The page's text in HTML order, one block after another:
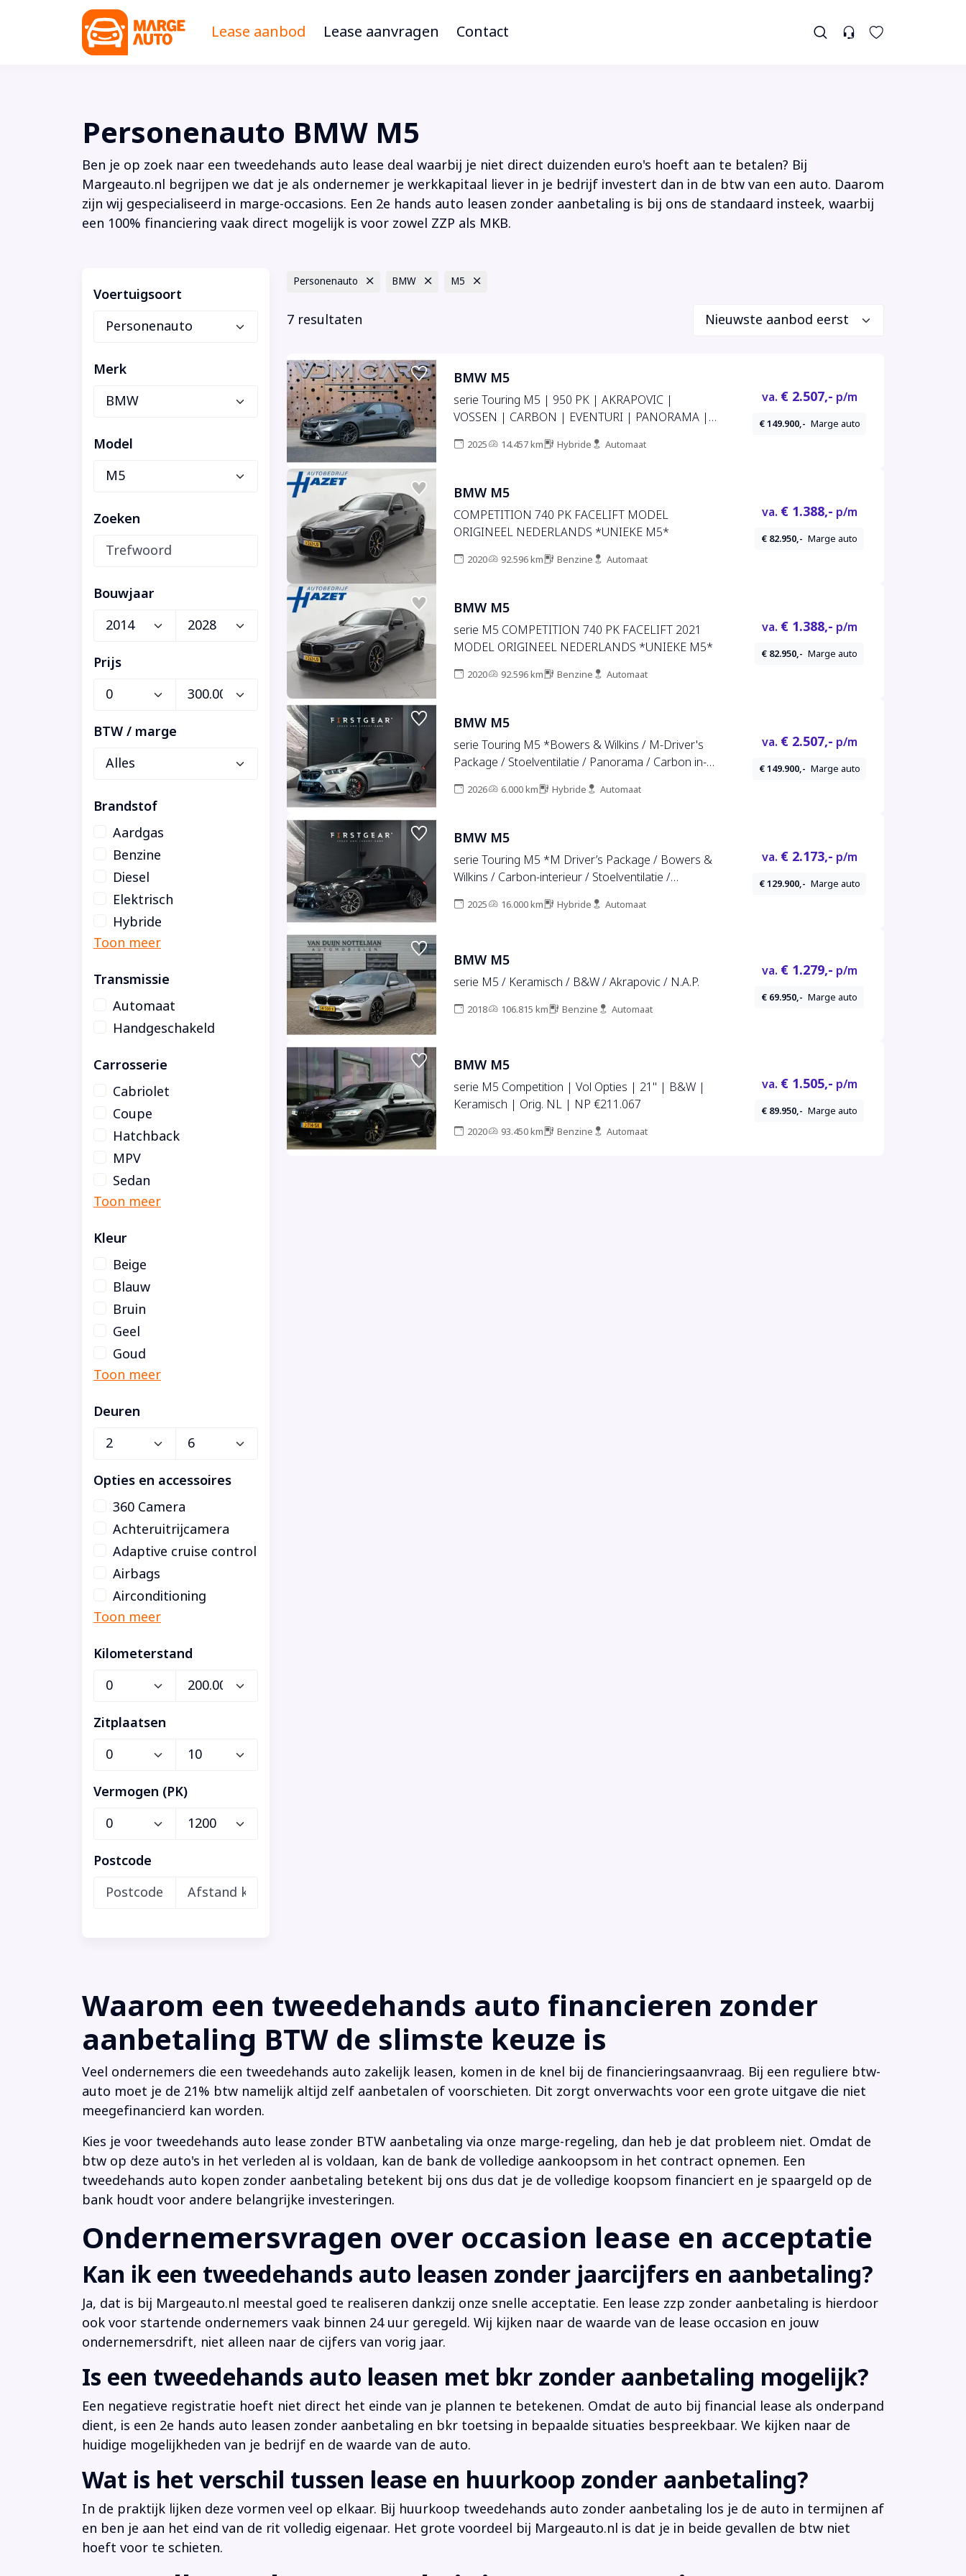
Lease aanbod Lease aanvragen Contact
Personenauto BMW M5
Ben je op zoek naar een tweedehands auto lease deal waarbij je niet direct duizenden euro's hoeft aan te betalen? Bij
Margeauto.nl begrijpen we dat je als ondernemer je werkkapitaal liever in je bedrijf investert dan in de btw van een auto. Daarom
zijn wij gespecialiseerd in marge-occasions. Een 2e hands auto leasen zonder aanbetaling is bij ons de standaard insteek, waarbij
een 100% financiering vaak direct mogelijk is voor zowel ZZP als MKB.
Voertuigsoort
Merk
Model
Zoeken
Bouwjaar
Prijs
BTW / marge
Brandstof
Aardgas
Benzine
Diesel
Elektrisch
Hybride
Transmissie
Automaat
Handgeschakeld
Carrosserie
Cabriolet
Coupe
Hatchback
MPV
Sedan
Kleur
Beige
Blauw
Bruin
Geel
Goud
Deuren
Opties en accessoires
360 Camera
Achteruitrijcamera
Adaptive cruise control
Airbags
Airconditioning
Kilometerstand
Zitplaatsen
Vermogen (PK)
Postcode
Personenauto BMW M5
7 resultaten
BMW M5
serie Touring M5 | 950 PK | AKRAPOVIC |
VOSSEN | CARBON | EVENTURI | PANORAMA |
2025 14.457 km Hybride Automaat
va. € 2.507,- p/m
€ 149.900,- Marge auto
BMW M5
COMPETITION 740 PK FACELIFT MODEL
ORIGINEEL NEDERLANDS *UNIEKE M5*
2020 92.596 km Benzine Automaat
va. € 1.388,- p/m
€ 82.950,- Marge auto
BMW M5
serie M5 COMPETITION 740 PK FACELIFT 2021
MODEL ORIGINEEL NEDERLANDS *UNIEKE M5*
2020 92.596 km Benzine Automaat
va. € 1.388,- p/m
€ 82.950,- Marge auto
BMW M5
serie Touring M5 *Bowers & Wilkins / M-Driver's
Package / Stoelventilatie / Panorama / Carbon in-
2026 6.000 km Hybride Automaat
va. € 2.507,- p/m
€ 149.900,- Marge auto
BMW M5
serie Touring M5 *M Driver’s Package / Bowers &
Wilkins / Carbon-interieur / Stoelventilatie /
2025 16.000 km Hybride Automaat
va. € 2.173,- p/m
€ 129.900,- Marge auto
BMW M5
serie M5 / Keramisch / B&W / Akrapovic / N.A.P.
2018 106.815 km Benzine Automaat
va. € 1.279,- p/m
€ 69.950,- Marge auto
BMW M5
serie M5 Competition | Vol Opties | 21'' | B&W |
Keramisch | Orig. NL | NP €211.067
2020 93.450 km Benzine Automaat
va. € 1.505,- p/m
€ 89.950,- Marge auto
Waarom een tweedehands auto financieren zonder
aanbetaling BTW de slimste keuze is
Veel ondernemers die een tweedehands auto zakelijk leasen, komen in de knel bij de financieringsaanvraag. Bij een reguliere btw-
auto moet je de 21% btw namelijk altijd zelf aanbetalen of voorschieten. Dit zorgt onverwachts voor een grote uitgave die niet
meegefinancierd kan worden.
Kies je voor tweedehands auto lease zonder BTW aanbetaling via onze marge-regeling, dan heb je dat probleem niet. Omdat de
btw op deze auto's in het verleden al is voldaan, kan de bank de volledige aankoopsom in het contract opnemen. Een
tweedehands auto kopen zonder aanbetaling betekent bij ons dus dat je de volledige koopsom financiert en je spaargeld op de
bank houdt voor andere belangrijke investeringen.
Ondernemersvragen over occasion lease en acceptatie
Kan ik een tweedehands auto leasen zonder jaarcijfers en aanbetaling?
Ja, dat is bij Margeauto.nl meestal goed te realiseren dankzij onze snelle acceptatie. Een lease zzp zonder aanbetaling is hierdoor
ook voor startende ondernemers vaak binnen 24 uur geregeld. Wij kijken naar de waarde van de lease occasion en jouw
ondernemersdrift, niet alleen naar de cijfers van vorig jaar.
Is een tweedehands auto leasen met bkr zonder aanbetaling mogelijk?
Een negatieve registratie hoeft niet direct het einde van je plannen te betekenen. Omdat de auto bij financial lease als onderpand
dient, is een 2e hands auto leasen zonder aanbetaling en bkr toetsing in bepaalde situaties bespreekbaar. We kijken naar de
huidige mogelijkheden van je bedrijf en de waarde van de auto.
Wat is het verschil tussen lease en huurkoop zonder aanbetaling?
In de praktijk lijken deze vormen veel op elkaar. Bij huurkoop tweedehands auto zonder aanbetaling los je de auto in termijnen af
en ben je aan het eind van de rit volledig eigenaar. Het grote voordeel bij Margeauto.nl is dat je in beide gevallen de btw niet
hoeft voor te schieten.